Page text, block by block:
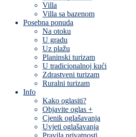
Villa
Villa sa bazenom
Posebna ponuda
Na otoku
U gradu
Uz plažu
Planinski turizam
U tradicionalnoj kući
Zdrastveni turizam
Ruralni turizam
Info
Kako oglasiti?
Objavite oglas +
Cjenik oglašavanja
Uvjeti oglašavanja
Pravila privatnosti